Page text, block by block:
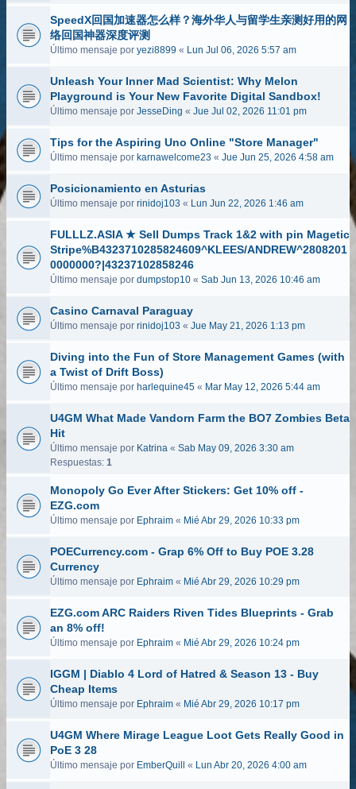
SpeedX回国加速器怎么样？海外华人与留学生亲测好用的网
络回国神器深度评测
Último mensaje por yezi8899 « Lun Jul 06, 2026 5:57 am
Unleash Your Inner Mad Scientist: Why Melon
Playground is Your New Favorite Digital Sandbox!
Último mensaje por JesseDing « Jue Jul 02, 2026 11:01 pm
Tips for the Aspiring Uno Online "Store Manager"
Último mensaje por karnawelcome23 « Jue Jun 25, 2026 4:58 am
Posicionamiento en Asturias
Último mensaje por rinidoj103 « Lun Jun 22, 2026 1:46 am
FULLLZ.ASIA ★ Sell Dumps Track 1&2 with pin Magetic
Stripe%B4323710285824609^KLEES/ANDREW^2808201
0000000?|43237102858246
Último mensaje por dumpstop10 « Sab Jun 13, 2026 10:46 am
Casino Carnaval Paraguay
Último mensaje por rinidoj103 « Jue May 21, 2026 1:13 pm
Diving into the Fun of Store Management Games (with
a Twist of Drift Boss)
Último mensaje por harlequine45 « Mar May 12, 2026 5:44 am
U4GM What Made Vandorn Farm the BO7 Zombies Beta
Hit
Último mensaje por Katrina « Sab May 09, 2026 3:30 am
Respuestas: 1
Monopoly Go Ever After Stickers: Get 10% off -
EZG.com
Último mensaje por Ephraim « Mié Abr 29, 2026 10:33 pm
POECurrency.com - Grap 6% Off to Buy POE 3.28
Currency
Último mensaje por Ephraim « Mié Abr 29, 2026 10:29 pm
EZG.com ARC Raiders Riven Tides Blueprints - Grab
an 8% off!
Último mensaje por Ephraim « Mié Abr 29, 2026 10:24 pm
IGGM | Diablo 4 Lord of Hatred & Season 13 - Buy
Cheap Items
Último mensaje por Ephraim « Mié Abr 29, 2026 10:17 pm
U4GM Where Mirage League Loot Gets Really Good in
PoE 3 28
Último mensaje por EmberQuill « Lun Abr 20, 2026 4:00 am